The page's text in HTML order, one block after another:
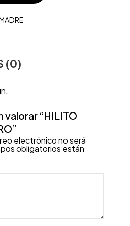
(0)
valorar “HILITO
electrónico no será
obligatorios están